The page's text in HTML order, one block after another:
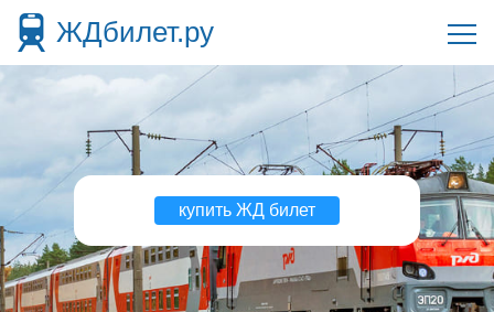
ЖДбилет.ру
купить ЖД билет